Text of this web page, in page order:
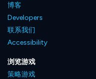
博客
Developers
联系我们
Accessibility
浏览游戏
策略游戏